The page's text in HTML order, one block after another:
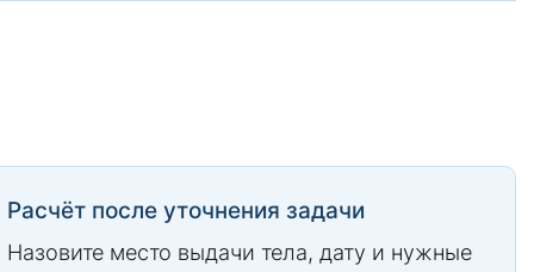
Расчёт после уточнения задачи
Назовите место выдачи тела, дату и нужные